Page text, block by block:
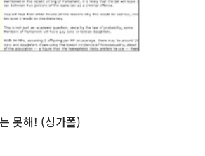
못해! (싱가폴)